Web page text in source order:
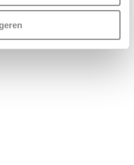
MELAMINE ZWART
€4.82 - €64.15Prijsklasse: